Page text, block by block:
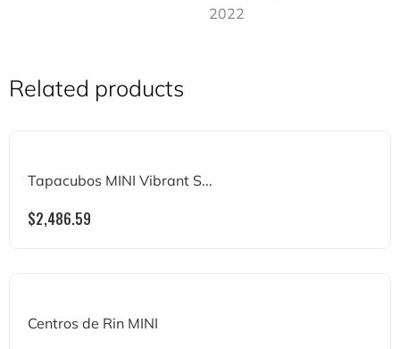
2022
Related products
Tapacubos MINI Vibrant S...
$2,486.59
Centros de Rin MINI